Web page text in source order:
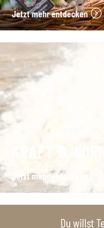
Jetzt mehr entdecken
KRAFT & KORN
Jetzt mehr entdecken
Du willst